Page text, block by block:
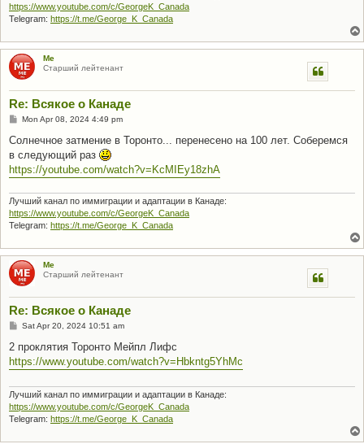
https://www.youtube.com/c/GeorgeK_Canada
Telegram: https://t.me/George_K_Canada
Me
Старший лейтенант
Re: Всякое о Канаде
P
s
Mon Apr 08, 2024 4:49 pm
Солнечное затмение в Торонто... перенесено на 100 лет. Соберемся
в следующий раз
https://youtube.com/watch?v=KcMIEy18zhA
Лучший канал по иммиграции и адаптации в Канаде:
https://www.youtube.com/c/GeorgeK_Canada
Telegram: https://t.me/George_K_Canada
Me
Старший лейтенант
Re: Всякое о Канаде
P
s
Sat Apr 20, 2024 10:51 am
2 проклятия Торонто Мейпл Лифс
https://www.youtube.com/watch?v=Hbkntg5YhMc
Лучший канал по иммиграции и адаптации в Канаде:
https://www.youtube.com/c/GeorgeK_Canada
Telegram: https://t.me/George_K_Canada